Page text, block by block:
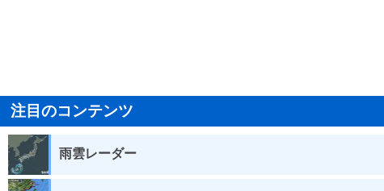
注目のコンテンツ
雨雲レーダー